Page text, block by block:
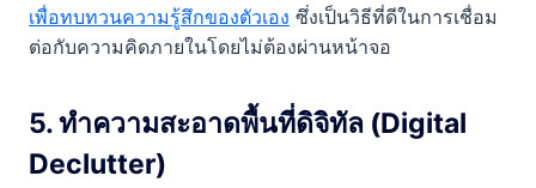
เพื่อทบทวนความรู้สึกของตัวเอง ซึ่งเป็นวิธีที่ดีในการเชื่อม
ต่อกับความคิดภายในโดยไม่ต้องผ่านหน้าจอ
5. ทำความสะอาดพื้นที่ดิจิทัล (Digital
Declutter)